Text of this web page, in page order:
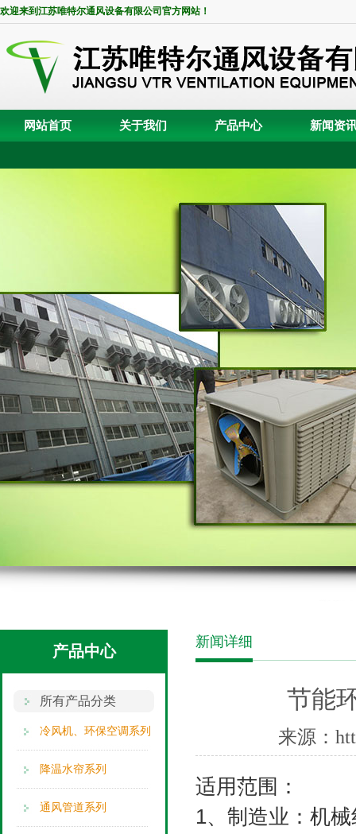
欢迎来到江苏唯特尔通风设备有限公司官方网站！
网站首页 关于我们 产品中心 新闻资
产品中心
所有产品分类
冷风机、环保空调系列
降温水帘系列
通风管道系列
新闻详细
节能
来源：
适用范围：
1、制造业：机